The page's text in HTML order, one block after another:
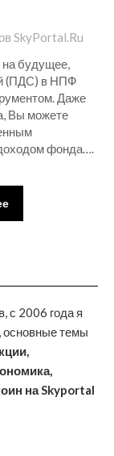
SkyPortal.Ru
на будущее,
(ПДС) в НПФ
Даже
Вы можете
фонда….
с 2006 года я
основные темы
на Skyportal